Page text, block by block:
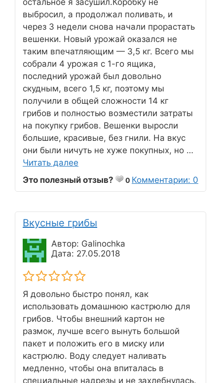
выбросил, а продолжал поливать, и
через 3 недели снова начали прорастать
вешенки. Новый урожай оказался не
таким впечатляющим — 3,5 кг. Всего мы
собрали 4 урожая с 1-го ящика,
последний урожай был довольно
скудным, всего 1,5 кг, поэтому мы
получили в общей сложности 14 кг
грибов и полностью возместили затраты
на покупку грибов. Вешенки выросли
большие, красивые, без гнили. На вкус
они были ничуть не хуже покупных, но …
Читать далее
Это полезный отзыв?
0 Комментарии: 0
Вкусные грибы
Автор: Galinochka
Дата: 27.05.2018
Я довольно быстро понял, как
использовать домашнюю кастрюлю для
грибов. Чтобы внешний картон не
размок, лучше всего вынуть большой
пакет и положить его в миску или
кастрюлю. Воду следует наливать
медленно, чтобы она впиталась в
специальные надрезы и не захлебнулась.